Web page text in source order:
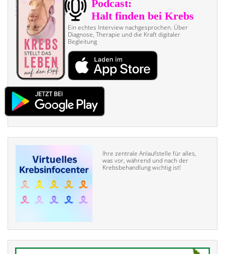
Ein echtes Interview nach­gesprochen. Über
Diagnose, Therapie und die Kraft digitaler
Begleitung
Ihre zentrale Anlaufstelle für alles,
was vor, während und nach der
Krebsbehandlung wichtig ist!